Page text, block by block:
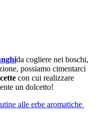
da cogliere nei boschi,
possiamo cimentarci
con cui realizzare
un dolcetto!
alle erbe aromatiche